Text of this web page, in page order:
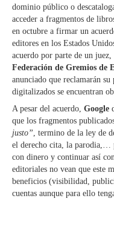
dominio público o
acceder a fragmentos de
en octubre a firmar un
editores en los Estados
acuerdo por parte de un juez,
Federación de Gremios de
anunciado que reclamarán
digitalizados se encuentran
A pesar del acuerdo, Google
que los fragmentos
justo”, termino de la ley de
el derecho cita, la parodia,…
con dinero y continuar así
editoriales no vean que este
beneficios (visibilidad,
cuentas aunque para ello